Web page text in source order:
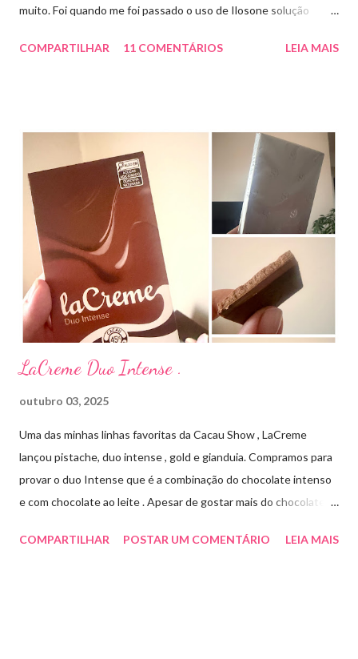
muito. Foi quando me foi passado o uso de Ilosone solução
uma consulta com o dermatologista) O Ilosone é um antibiótico
aplico sobre a acne ( geralmente uso a noite). Informação do
produto: ILOSONE TÓPICO SOLUÇÃO (eritromicina) é um
antibiótico de amplo espectro produzido por uma cepa de
Streptomyces erythraeus. É básico e forma rapidamente sais
com os ácidos. Forma farmacêutica e Apresentação ILOSONE
TÓPICO SOLUÇÃO é apresentado sob a forma líquida em
frascos de 120 ml. USO PEDIÁTRICO E ADULTO. Composição
Cada ml contém: Eritromicina base 20 mg Excipientes q.s....
COMPARTILHAR 11 COMENTÁRIOS LEIA MAIS
LaCreme Duo Intense .
outubro 03, 2025
Uma das minhas linhas favoritas da Cacau Show , LaCreme
lançou pistache, duo intense , gold e gianduia. Compramos para
provar o duo Intense que é a combinação do chocolate intenso
e com chocolate ao leite . Apesar de gostar mais do chocolate
medida certa ( tem sabor e cremosidade ). Preço R$19,99 .
COMPARTILHAR POSTAR UM COMENTÁRIO LEIA MAIS